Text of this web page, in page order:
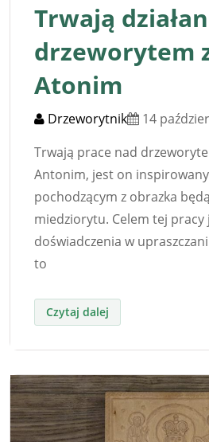
Trwają
drzeworytem
Atonim
Drzeworytnik
14
Trwają prace nad
Antonim, jest on
pochodzącym z obrazka
miedziorytu. Celem tej pracy
doświadczenia w
to